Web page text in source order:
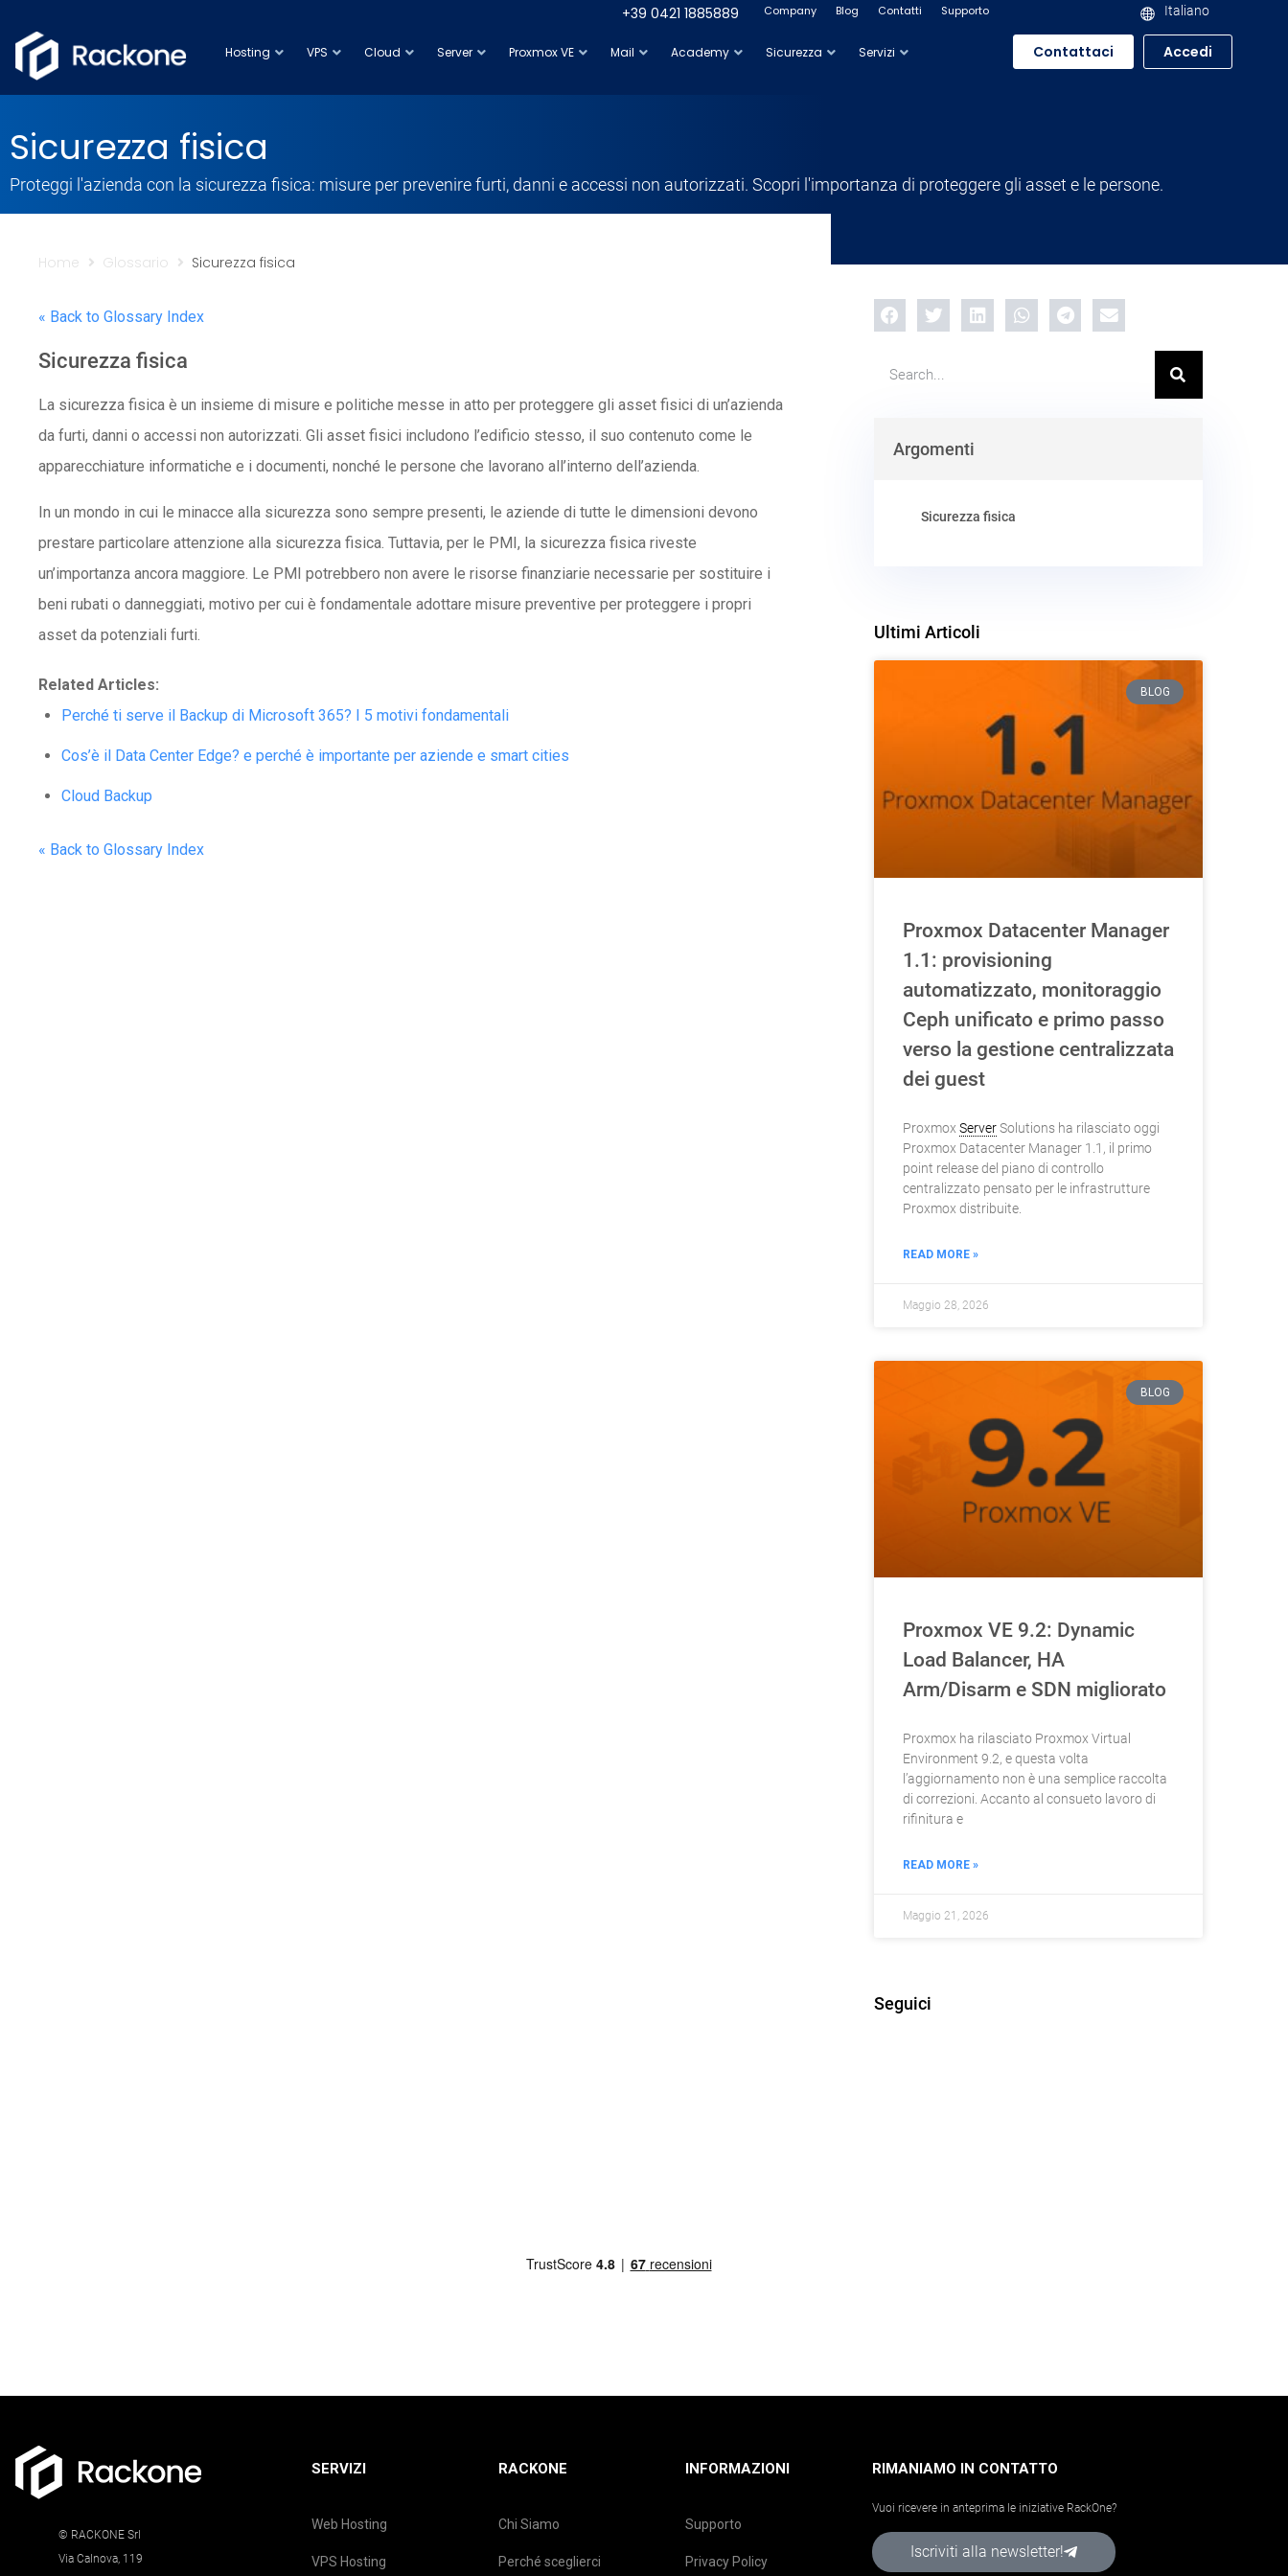
+39 0421 1885889 Company Blog Contatti Supporto Italiano
Hosting VPS Cloud Server Proxmox VE Mail Academy Sicurezza Servizi Contattaci Accedi
Sicurezza fisica
Proteggi l'azienda con la sicurezza fisica: misure per prevenire furti, danni e accessi non autorizzati. Scopri l'importanza di proteggere gli asset e le persone.
Home Glossario Sicurezza fisica
« Back to Glossary Index
Sicurezza fisica
La sicurezza fisica è un insieme di misure e politiche messe in atto per proteggere gli asset fisici di un’azienda
da furti, danni o accessi non autorizzati. Gli asset fisici includono l’edificio stesso, il suo contenuto come le
apparecchiature informatiche e i documenti, nonché le persone che lavorano all’interno dell’azienda.
In un mondo in cui le minacce alla sicurezza sono sempre presenti, le aziende di tutte le dimensioni devono
prestare particolare attenzione alla sicurezza fisica. Tuttavia, per le PMI, la sicurezza fisica riveste
un’importanza ancora maggiore. Le PMI potrebbero non avere le risorse finanziarie necessarie per sostituire i
beni rubati o danneggiati, motivo per cui è fondamentale adottare misure preventive per proteggere i propri
asset da potenziali furti.
Related Articles:
Perché ti serve il Backup di Microsoft 365? I 5 motivi fondamentali
Cos’è il Data Center Edge? e perché è importante per aziende e smart cities
Cloud Backup
« Back to Glossary Index
Argomenti
Sicurezza fisica
Ultimi Articoli
BLOG
Proxmox Datacenter Manager
1.1: provisioning
automatizzato, monitoraggio
Ceph unificato e primo passo
verso la gestione centralizzata
dei guest
Proxmox ServerSolutions ha rilasciato oggi
Proxmox Datacenter Manager 1.1, il primo
point release del piano di controllo
centralizzato pensato per le infrastrutture
Proxmox distribuite.
READ MORE »
Maggio 28, 2026
BLOG
Proxmox VE 9.2: Dynamic
Load Balancer, HA
Arm/Disarm e SDN migliorato
Proxmox ha rilasciato Proxmox Virtual
Environment 9.2, e questa volta
l’aggiornamento non è una semplice raccolta
di correzioni. Accanto al consueto lavoro di
rifinitura e
READ MORE »
Maggio 21, 2026
Seguici
© RACKONE Srl
Via Calnova, 119
SERVIZI
Web Hosting
VPS Hosting
RACKONE
Chi Siamo
Perché sceglierci
INFORMAZIONI
Supporto
Privacy Policy
RIMANIAMO IN CONTATTO
Vuoi ricevere in anteprima le iniziative RackOne?
Iscriviti alla newsletter!